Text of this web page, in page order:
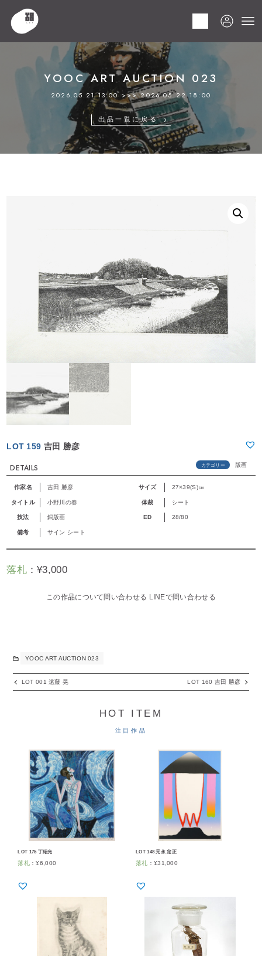
HOME
YOOC ART AUCTION 023
2026.05.21 13:00 >>> 2026.05.22 18:00
出品一覧に戻る
LOT 159 吉田 勝彦
DETAILS カテゴリー 版画
作家名 吉田 勝彦 サイズ 27×39(S)㎝
タイトル 小野川の春 体裁 シート
技法 銅版画 ED 28/80
備考 サイン シート
落札：¥3,000
この作品について問い合わせる LINEで問い合わせる
YOOC ART AUCTION 023
LOT 001 遠藤 晃 LOT 160 吉田 勝彦
HOT ITEM
注目作品
LOT 175 丁紹光
落札 ：¥6,000
LOT 148 元永 定正
落札 ： ¥31,000